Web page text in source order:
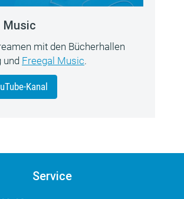
Music
mit den Bücherhallen
und Freegal Music.
Kanal
Service